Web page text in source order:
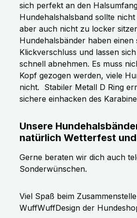
sich perfekt an den
Hundehalshalsband sollte
aber auch nicht zu locker
Hundehalsbänder haben einen
Klickverschluss und lassen
schnell abnehmen. Es muss
Kopf gezogen werden, viele
nicht. Stabiler Metall D Ring
sichere einhacken des
Unsere
natürlich Wetterfest
Gerne beraten wir dich auch
Sonderwünschen.
Viel Spaß beim
WuffWuffDesign der